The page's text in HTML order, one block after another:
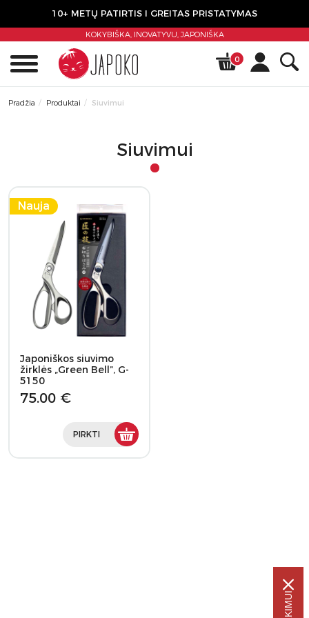
10+ METŲ PATIRTIS I GREITAS PRISTATYMAS
KOKYBIŠKA, INOVATYVU,JAPONIŠKA
0
Pradžia Produktai Siuvimui
Siuvimui
Nauja
Japoniškos siuvimo
žirklės „Green Bell”, G-
5150
75.00 €
PIRKTI